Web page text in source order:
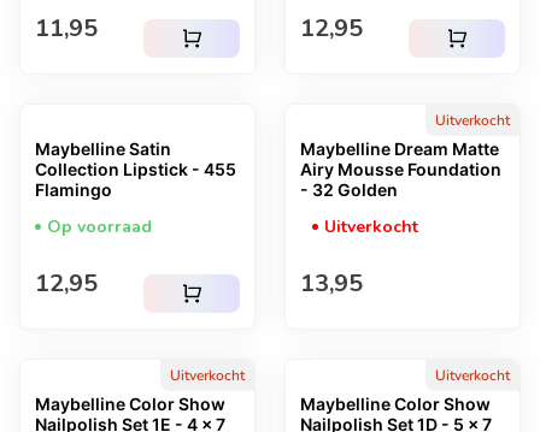
Normale prijs
11,95 shopping_cart Normale prijs
12,95 shopping_cart
Maybelline Satin
Collection Lipstick - 455
Flamingo
Op voorraad
Normale prijs
12,95 shopping_cart
Uitverkocht
Maybelline Dream Matte
Airy Mousse Foundation
- 32 Golden
Uitverkocht
Normale prijs
13,95
Uitverkocht
Maybelline Color Show
Nailpolish Set 1E - 4 x 7
Uitverkocht
Maybelline Color Show
Nailpolish Set 1D - 5 x 7